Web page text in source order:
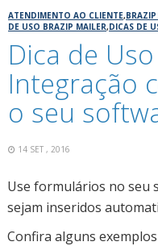
ATENDIMENTO AO CLIENTE,
DE USO BRAZIP MAILER,DICAS DE
Dica de
Integração
o seu
14 SET , 2016
Use formulários no seu
sejam inseridos
Confira alguns